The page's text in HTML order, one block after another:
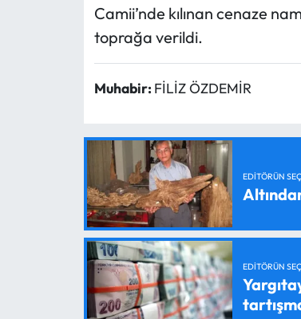
Camii’nde kılınan cenaze
toprağa verildi.
Muhabir: FİLİZ ÖZDEMİR
EDITÖRÜN
EDITÖRÜN